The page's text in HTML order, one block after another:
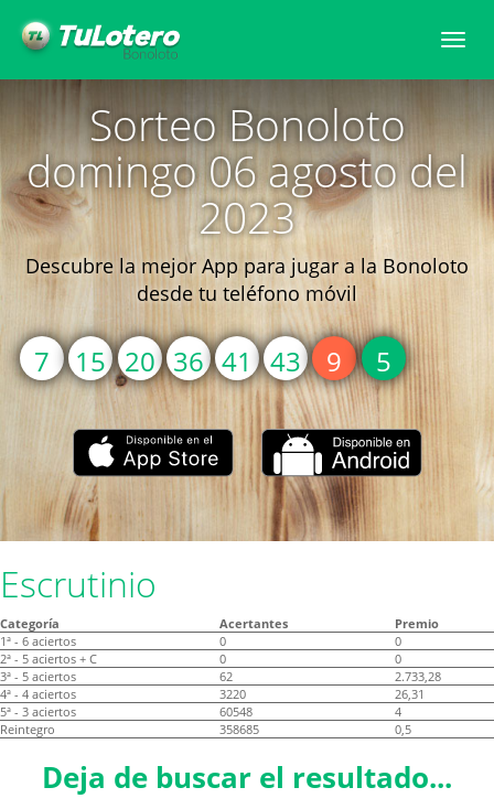
Sorteo Bonoloto
domingo 06 agosto del
2023
Descubre la mejor App para jugar a la Bonoloto
desde tu teléfono móvil
7 15 20 36 41 43 9 5
Escrutinio
Categoría Acertantes
Premio
1ª - 6 aciertos
0
0
2ª - 5 aciertos + C
0
0
3ª - 5 aciertos
62
2.733,28
4ª - 4 aciertos
3220
26,31
5ª - 3 aciertos
60548
4
Reintegro
358685 0,5
Deja de buscar el resultado...